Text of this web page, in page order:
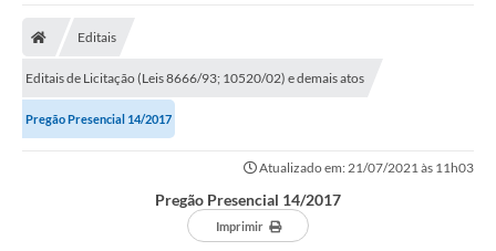
Legislação
Transparência
Câmara Municipal
Editais
Editais de Licitação (Leis 8666/93; 10520/02) e demais atos
Pregão Presencial 14/2017
Atualizado em: 21/07/2021 às 11h03
Pregão Presencial 14/2017
Imprimir